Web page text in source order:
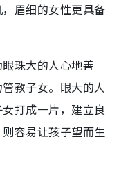
眉细的女性更具备
珠大的人心地善
教子女。眼大的人
打成一片，建立良
容易让孩子望而生